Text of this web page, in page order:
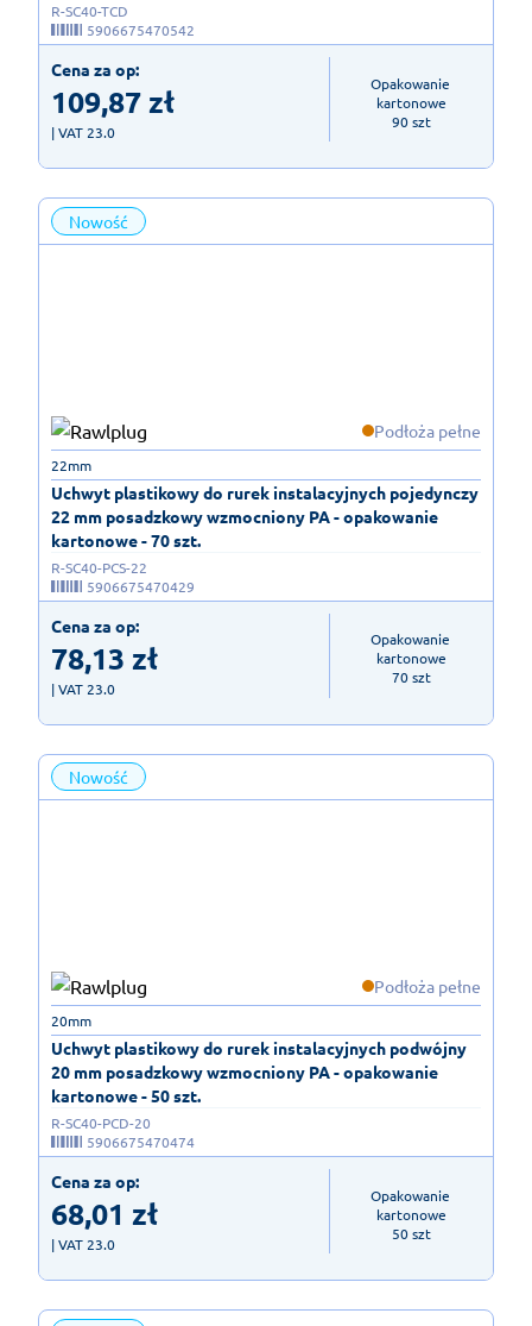
R-SC40-TCD
5906675470542
Cena za op:
109,87zł
| VAT 23.0
Opakowanie
kartonowe
90 szt
Nowość
Podłoża pełne
Uchwyt plastikowy do rurek instalacyjnych pojedynczy
22 mm posadzkowy wzmocniony PA - opakowanie
kartonowe - 70 szt.
22mm
R-SC40-PCS-22
5906675470429
Cena za op:
78,13 zł
| VAT 23.0
Opakowanie
kartonowe
70 szt
Nowość
Podłoża pełne
Uchwyt plastikowy do rurek instalacyjnych podwójny
20 mm posadzkowy wzmocniony PA - opakowanie
kartonowe - 50 szt.
20mm
R-SC40-PCD-20
5906675470474
Cena za op:
68,01 zł
| VAT 23.0
Opakowanie
kartonowe
50 szt